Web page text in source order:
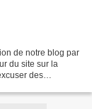
de notre blog par
du site sur la
des